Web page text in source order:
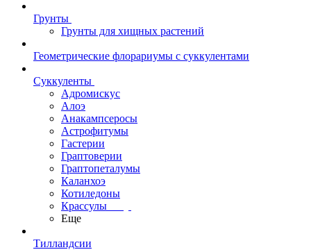
Грунты
Грунты для хищных растений
Геометрические флорариумы с суккулентами
Суккуленты
Адромискус
Алоэ
Анакампсеросы
Астрофитумы
Гастерии
Граптоверии
Граптопеталумы
Каланхоэ
Котиледоны
Крассулы
Еще
Тилландсии